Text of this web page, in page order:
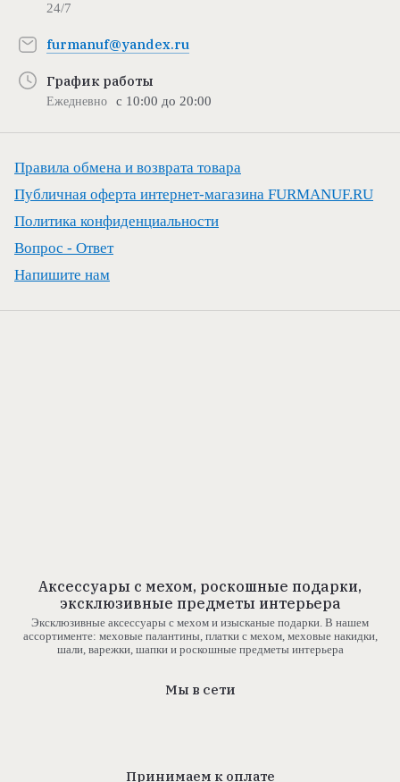
24/7
furmanuf@yandex.ru
График работы
Ежедневно с 10:00 до 20:00
Правила обмена и возврата товара
Публичная оферта интернет-магазина FURMANUF.RU
Политика конфиденциальности
Вопрос - Ответ
Напишите нам
Аксессуары с мехом, роскошные подарки,
эксклюзивные предметы интерьера
Эксклюзивные аксессуары с мехом и изысканые подарки. В нашем
ассортименте: меховые палантины, платки с мехом, меховые накидки,
шали, варежки, шапки и роскошные предметы интерьера
Мы в сети
Принимаем к оплате